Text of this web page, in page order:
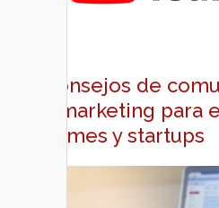
Consejos de
y marketing para
pymes y startups